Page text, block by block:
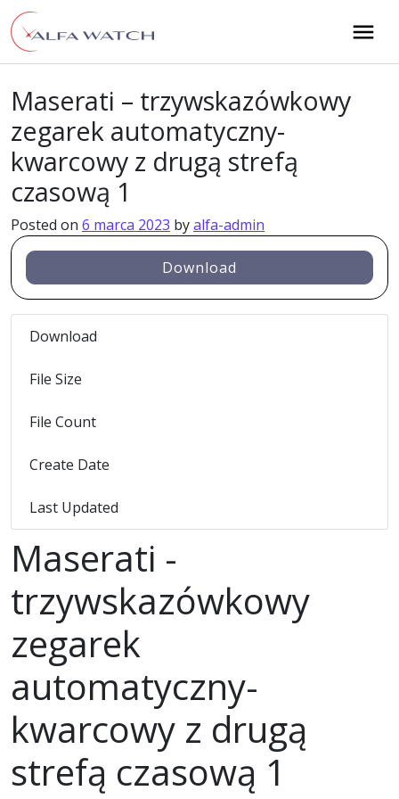
Przejdź do treści
Main Navigation
Maserati – trzywskazówkowy
zegarek automatyczny-
kwarcowy z drugą strefą
czasową 1
Posted on 6 marca 2023 byalfa-admin
Download
Download
File Size
File Count
Create Date
Last Updated
Maserati -
trzywskazówkowy
zegarek
automatyczny-
kwarcowy z drugą
strefą czasową 1